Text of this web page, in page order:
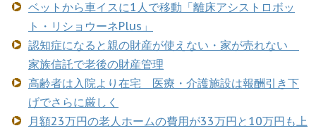
ベットから車イスに1人で移動「離床アシストロボッ
ト・リショウーネPlus」
認知症になると親の財産が使えない・家が売れない
家族信託で老後の財産管理
高齢者は入院より在宅 医療・介護施設は報酬引き下
げでさらに厳しく
月額23万円の老人ホームの費用が33万円と10万円も上